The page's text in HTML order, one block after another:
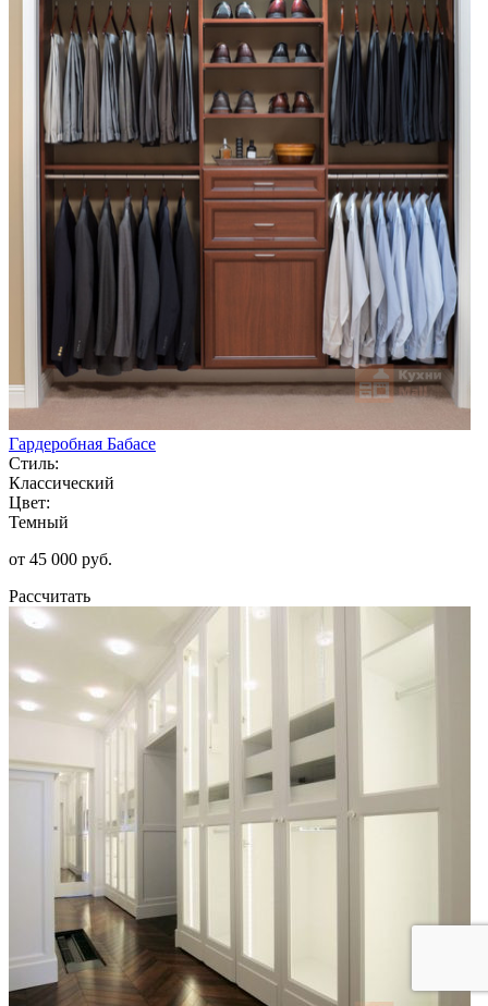
Гардеробная Бабасе
Стиль:
Классический
Цвет:
Темный
от 45 000 руб.
Рассчитать